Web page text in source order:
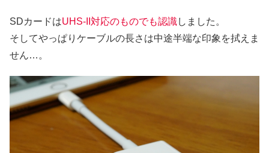
SDカードはUHS-II対応のものでも認識しました。
そしてやっぱりケーブルの長さは中途半端な印象を拭えま
せん…。